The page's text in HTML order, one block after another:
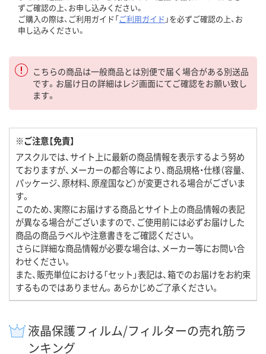
ずご確認の上、お申し込みください。
ご購入の際は、ご利用ガイド「ご利用ガイド 」を必ずご確認の上、お
申し込みください。
こちらの商品は一般商品とは別便で届く場合がある別送品
です。お届け日の詳細はレジ画面にてご確認をお願い致し
ます。
※ご注意【免責】
アスクルでは、サイト上に最新の商品情報を表示するよう努め
ておりますが、メーカーの都合等により、商品規格・仕様（容量、
パッケージ、原材料、原産国など）が変更される場合がございま
す。
このため、実際にお届けする商品とサイト上の商品情報の表記
が異なる場合がございますので、ご使用前には必ずお届けした
商品の商品ラベルや注意書きをご確認ください。
さらに詳細な商品情報が必要な場合は、メーカー等にお問い合
わせください。
また、販売単位における「セット」表記は、箱でのお届けをお約束
するものではありません。あらかじめご了承ください。
液晶保護フィルム/フィルターの売れ筋ラ
ンキング